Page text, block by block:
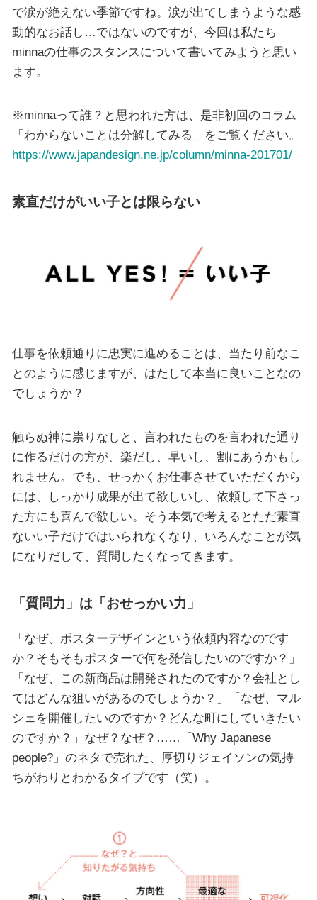
で涙が絶えない季節ですね。涙が出てしまうような感
動的なお話し…ではないのですが、今回は私たち
minnaの仕事のスタンスについて書いてみようと思い
ます。
※minnaって誰？と思われた方は、是非初回のコラム
「わからないことは分解してみる」をご覧ください。
https://www.japandesign.ne.jp/column/minna-201701/
素直だけがいい子とは限らない
仕事を依頼通りに忠実に進めることは、当たり前なこ
とのように感じますが、はたして本当に良いことなの
でしょうか？
触らぬ神に祟りなしと、言われたものを言われた通り
に作るだけの方が、楽だし、早いし、割にあうかもし
れません。でも、せっかくお仕事させていただくから
には、しっかり成果が出て欲しいし、依頼して下さっ
た方にも喜んで欲しい。そう本気で考えるとただ素直
ないい子だけではいられなくなり、いろんなことが気
になりだして、質問したくなってきます。
「質問力」は「おせっかい力」
「なぜ、ポスターデザインという依頼内容なのです
か？そもそもポスターで何を発信したいのですか？」
「なぜ、この新商品は開発されたのですか？会社とし
てはどんな狙いがあるのでしょうか？」「なぜ、マル
シェを開催したいのですか？どんな町にしていきたい
のですか？」なぜ？なぜ？……「Why Japanese
people?」のネタで売れた、厚切りジェイソンの気持
ちがわりとわかるタイプです（笑）。